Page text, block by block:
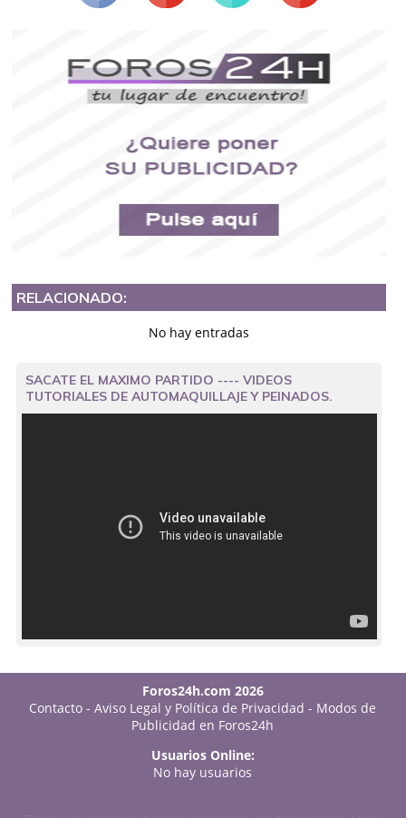
RELACIONADO:
No hay entradas
SACATE EL MAXIMO PARTIDO ---- VIDEOS
TUTORIALES DE AUTOMAQUILLAJE Y PEINADOS.
Foros24h.com 2026
Contacto -Aviso Legal y Política de Privacidad - Modos de
Publicidad en Foros24h
Usuarios Online:
No hay usuarios